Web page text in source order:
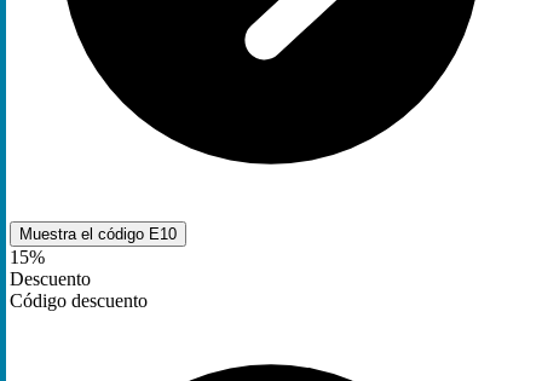
Muestra el código E10
15%
Descuento
Código descuento